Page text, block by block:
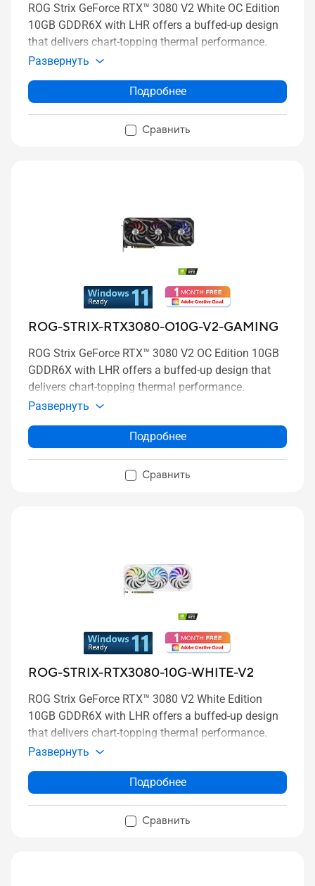
ROG Strix GeForce RTX™ 3080 V2 White OC Edition
10GB GDDR6X with LHR offers a buffed-up design
that delivers chart-topping thermal performance.
Развернуть
Подробнее
Сравнить
ROG-STRIX-RTX3080-O10G-V2-GAMING
ROG Strix GeForce RTX™ 3080 V2 OC Edition 10GB
GDDR6X with LHR offers a buffed-up design that
delivers chart-topping thermal performance.
Развернуть
Подробнее
Сравнить
ROG-STRIX-RTX3080-10G-WHITE-V2
ROG Strix GeForce RTX™ 3080 V2 White Edition
10GB GDDR6X with LHR offers a buffed-up design
that delivers chart-topping thermal performance.
Развернуть
Подробнее
Сравнить